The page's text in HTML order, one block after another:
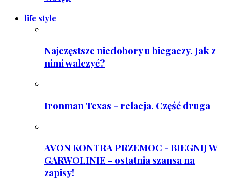
life style
Najczęstsze niedobory u biegaczy. Jak z
nimi walczyć?
Ironman Texas - relacja. Część druga
AVON KONTRA PRZEMOC - BIEGNIJ W
GARWOLINIE - ostatnia szansa na
zapisy!